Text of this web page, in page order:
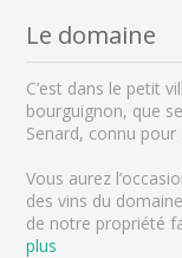
Le domaine
C’est dans le petit
bourguignon, que
Senard, connu pour
Vous aurez
des vins du
de notre propriété
plus